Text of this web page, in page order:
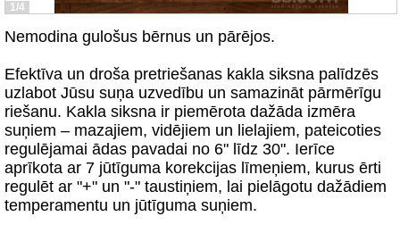
1/4
Nemodina gulošus bērnus un pārējos.
Efektīva un droša pretriešanas kakla siksna palīdzēs
uzlabot Jūsu suņa uzvedību un samazināt pārmērīgu
riešanu. Kakla siksna ir piemērota dažāda izmēra
suņiem – mazajiem, vidējiem un lielajiem, pateicoties
regulējamai ādas pavadai no 6" līdz 30". Ierīce
aprīkota ar 7 jūtīguma korekcijas līmeņiem, kurus ērti
regulēt ar "+" un "-" taustiņiem, lai pielāgotu dažādiem
temperamentu un jūtīguma suņiem.